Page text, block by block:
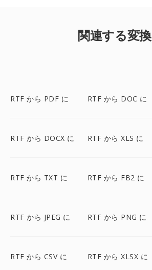
関連する変換
RTF から PDF に RTF から DOC に
RTF から DOCX に RTF から XLS に
RTF から TXT に RTF から FB2 に
RTF から JPEG に RTF から PNG に
RTF から CSV に RTF から XLSX に